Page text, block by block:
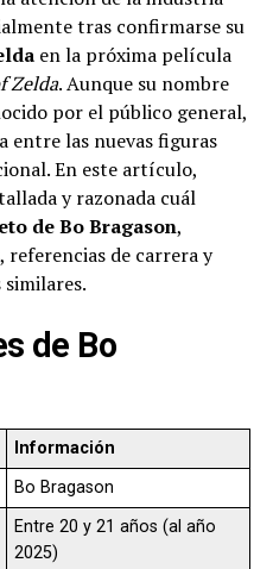
tras confirmarse su
en la próxima película
Zelda. Aunque su nombre
por el público general,
entre las nuevas figuras
En este artículo,
y razonada cuál
de Bo Bragason,
referencias de carrera y
de Bo
Información
Bo Bragason
Entre 20 y 21 años (al año
2025)